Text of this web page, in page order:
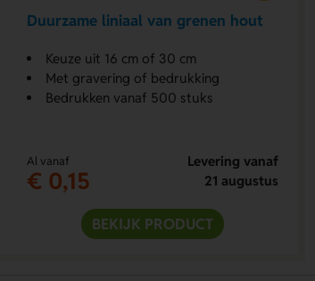
Duurzame liniaal van grenen hout
Keuze uit 16 cm of 30 cm
Met gravering of bedrukking
Bedrukken vanaf 500 stuks
Al vanaf
€ 0,15
Levering vanaf
21 augustus
BEKIJK PRODUCT